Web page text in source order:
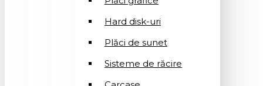
Hard disk-uri
Plăci de sunet
Sisteme de răcire